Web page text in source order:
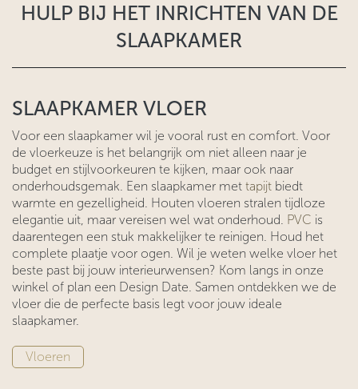
HULP BIJ HET INRICHTEN VAN DE
SLAAPKAMER
SLAAPKAMER VLOER
Voor een slaapkamer wil je vooral rust en comfort. Voor
de vloerkeuze is het belangrijk om niet alleen naar je
budget en stijlvoorkeuren te kijken, maar ook naar
onderhoudsgemak. Een slaapkamer met tapijt biedt
warmte en gezelligheid. Houten vloeren stralen tijdloze
elegantie uit, maar vereisen wel wat onderhoud. PVC is
daarentegen een stuk makkelijker te reinigen. Houd het
complete plaatje voor ogen. Wil je weten welke vloer het
beste past bij jouw interieurwensen? Kom langs in onze
winkel of plan een Design Date. Samen ontdekken we de
vloer die de perfecte basis legt voor jouw ideale
slaapkamer.
Vloer​​​​​​en